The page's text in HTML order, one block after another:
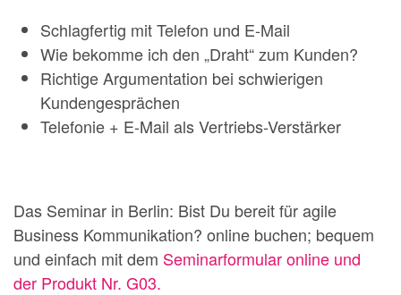
Schlagfertig mit Telefon und E-Mail
Wie bekomme ich den „Draht“ zum Kunden?
Richtige Argumentation bei schwierigen
Kundengesprächen
Telefonie + E-Mail als Vertriebs-Verstärker
Das Seminar in Berlin: Bist Du bereit für agile
Business Kommunikation? online buchen; bequem
und einfach mit dem Seminarformular online und
der Produkt Nr. G03.